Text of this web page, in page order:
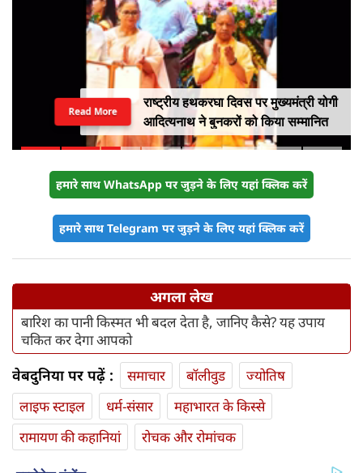
राष्ट्रीय हथकरघा दिवस पर मुख्यमंत्री योगी
आदित्यनाथ ने बुनकरों को किया सम्मानित
Read More
हमारे साथ WhatsApp पर जुड़ने के लिए यहां क्लिक करें
हमारे साथ Telegram पर जुड़ने के लिए यहां क्लिक करें
अगला लेख
बारिश का पानी किस्मत भी बदल देता है, जानिए कैसे? यह उपाय
चकित कर देगा आपको
वेबदुनिया पर पढ़ें : समाचार बॉलीवुड
ज्योतिष
लाइफ स्‍टाइल
धर्म-संसार
महाभारत के किस्से
रामायण की कहानियां
रोचक और रोमांचक